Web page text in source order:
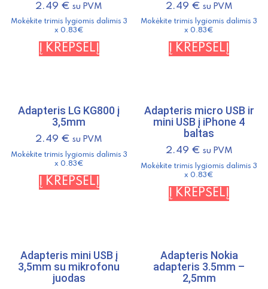
2.49 € su PVM
Mokėkite trimis lygiomis dalimis 3
x 0.83€
Į KREPŠELĮ
2.49 € su PVM
Mokėkite trimis lygiomis dalimis 3
x 0.83€
Į KREPŠELĮ
Adapteris LG KG800 į
3,5mm
2.49 € su PVM
Mokėkite trimis lygiomis dalimis 3
x 0.83€
Į KREPŠELĮ
Adapteris micro USB ir
mini USB į iPhone 4
baltas
2.49 € su PVM
Mokėkite trimis lygiomis dalimis 3
x 0.83€
Į KREPŠELĮ
Adapteris mini USB į
3,5mm su mikrofonu
juodas
Adapteris Nokia
adapteris 3.5mm –
2,5mm